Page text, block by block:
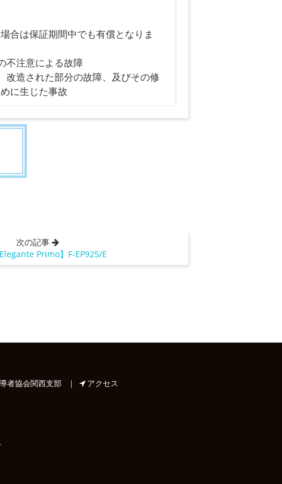
合は保証期間中でも有償となりま
不注意による故障
改造された部分の故障、及びその修
に生じた事故
次の記事
Primo】F-EP925/E
者協会関西支部 ｜ アクセス